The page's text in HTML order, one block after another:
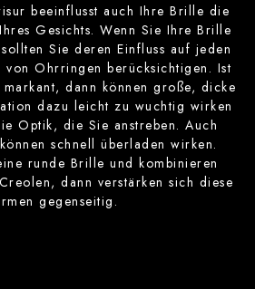
beeinflusst auch Ihre Brille die
Gesichts. Wenn Sie Ihre Brille
Sie deren Einfluss auf jeden
von Ohrringen berücksichtigen. Ist
dann können große, dicke
dazu leicht zu wuchtig wirken
Optik, die Sie anstreben. Auch
schnell überladen wirken.
runde Brille und kombinieren
dann verstärken sich diese
gegenseitig.